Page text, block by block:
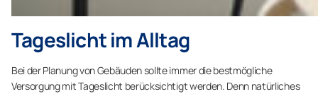
Tageslicht im Alltag
Bei der Planung von Gebäuden sollte immer die bestmögliche
Versorgung mit Tageslicht berücksichtigt werden. Denn natürliches